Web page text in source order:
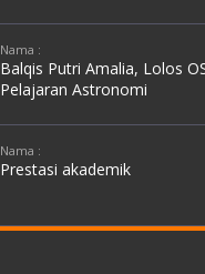
Nama :
Balqis Putri Amalia, Lolos
Pelajaran Astronomi
Nama :
Prestasi akademik